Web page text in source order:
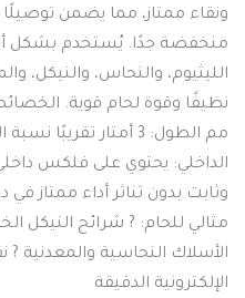
ونقاء ممتاز، مما يضمن
منخفضة جدًا. يُستخدم بشكل
الليثيوم، والنحاس، والنيكل،
مم الطول: 3 أمتار
الداخلي: يحتوي على فلكس
وثابت بدون تناثر أداء ممتاز في
مثالي للحام: ? شرائح النيكل
الأسلاك النحاسية والمعدنية
الإلكترونية الدقيقة